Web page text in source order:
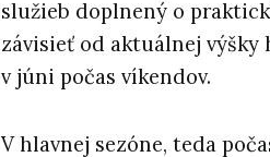
služieb doplnený o
závisieť od aktuálnej výšky
v júni počas víkendov.
V hlavnej sezóne, teda